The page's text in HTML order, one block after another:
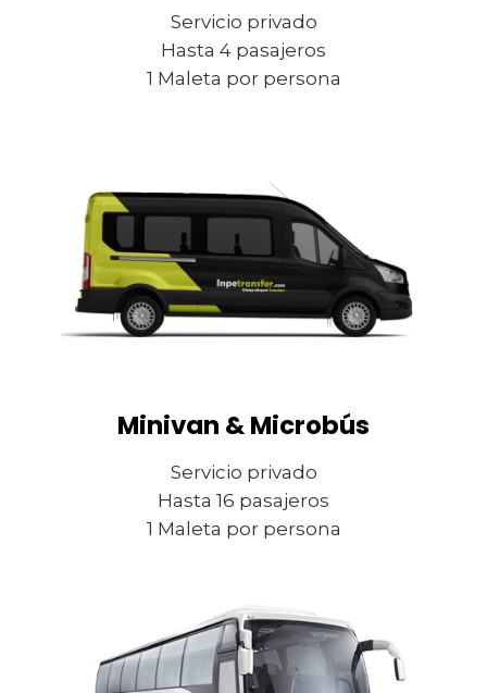
Servicio privado
Hasta 4 pasajeros
1 Maleta por persona
Minivan & Microbús
Servicio privado
Hasta 16 pasajeros
1 Maleta por persona